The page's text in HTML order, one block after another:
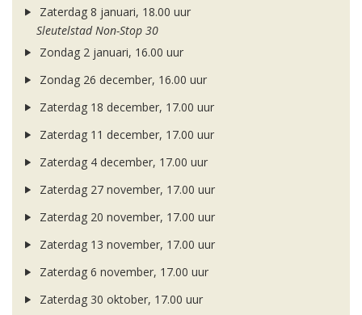
Zaterdag 8 januari, 18.00 uur
Sleutelstad Non-Stop 30
Zondag 2 januari, 16.00 uur
Zondag 26 december, 16.00 uur
Zaterdag 18 december, 17.00 uur
Zaterdag 11 december, 17.00 uur
Zaterdag 4 december, 17.00 uur
Zaterdag 27 november, 17.00 uur
Zaterdag 20 november, 17.00 uur
Zaterdag 13 november, 17.00 uur
Zaterdag 6 november, 17.00 uur
Zaterdag 30 oktober, 17.00 uur